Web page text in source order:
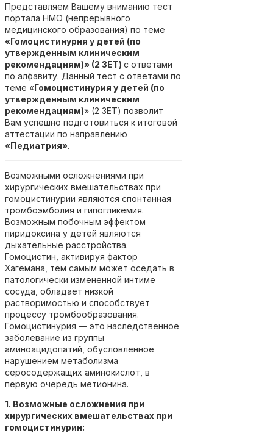
Представляем Вашему вниманию тест
портала НМО (непрерывного
медицинского образования) по теме
«Гомоцистинурия у детей (по
утвержденным клиническим
рекомендациям)» (2 ЗЕТ) с ответами
по алфавиту. Данный тест с ответами по
теме «Гомоцистинурия у детей (по
утвержденным клиническим
рекомендациям)» (2 ЗЕТ) позволит
Вам успешно подготовиться к итоговой
аттестации по направлению
«Педиатрия».
Возможными осложнениями при
хирургических вмешательствах при
гомоцистинурии являются спонтанная
тромбоэмболия и гипогликемия.
Возможным побочным эффектом
пиридоксина у детей являются
дыхательные расстройства.
Гомоцистин, активируя фактор
Хагемана, тем самым может оседать в
патологически измененной интиме
сосуда, обладает низкой
растворимостью и способствует
процессу тромбообразования.
Гомоцистинурия — это наследственное
заболевание из группы
аминоацидопатий, обусловленное
нарушением метаболизма
серосодержащих аминокислот, в
первую очередь метионина.
1. Возможные осложнения при
хирургических вмешательствах при
гомоцистинурии: